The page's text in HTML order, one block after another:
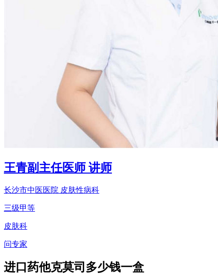
王青副主任医师 讲师
长沙市中医医院 皮肤性病科
三级甲等
皮肤科
问专家
进口药他克莫司多少钱一盒